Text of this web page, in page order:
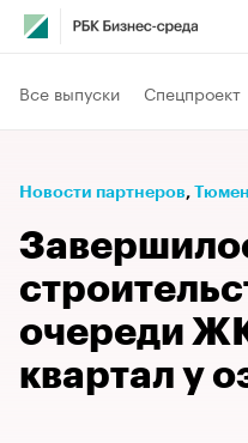
Все выпуски Спецпроект
Новости партнеров⁠,
очереди
квартал у